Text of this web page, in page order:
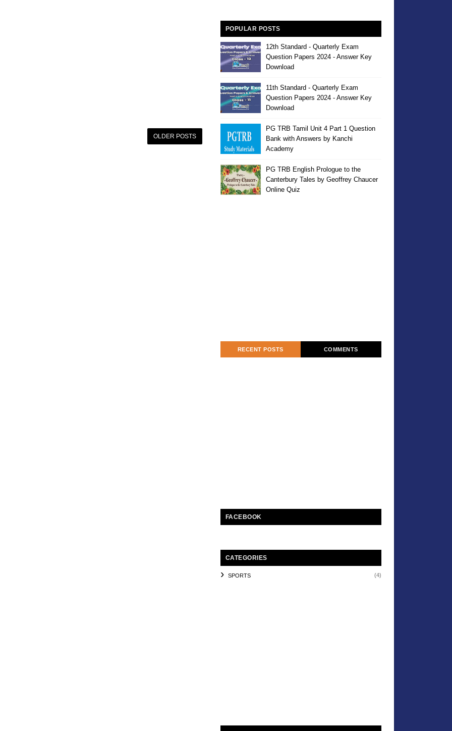
OLDER POSTS
POPULAR POSTS
12th Standard - Quarterly Exam
Question Papers 2024 - Answer Key
Download
11th Standard - Quarterly Exam
Question Papers 2024 - Answer Key
Download
PG TRB Tamil Unit 4 Part 1 Question
Bank with Answers by Kanchi
Academy
PG TRB English Prologue to the
Canterbury Tales by Geoffrey Chaucer
Online Quiz
RECENT POSTS COMMENTS
FACEBOOK
CATEGORIES
SPORTS (4)